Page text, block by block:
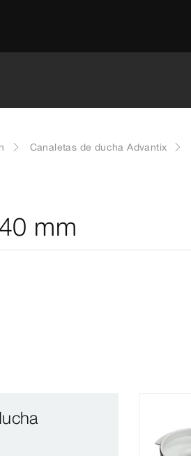
Canaletas de ducha Advantix
mm